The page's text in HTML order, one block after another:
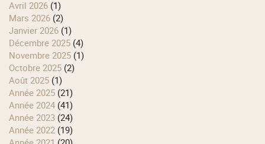
avril 2026 (1)
mars 2026 (2)
janvier 2026 (1)
décembre 2025 (4)
novembre 2025 (1)
octobre 2025 (2)
août 2025 (1)
année 2025 (21)
année 2024 (41)
année 2023 (24)
année 2022 (19)